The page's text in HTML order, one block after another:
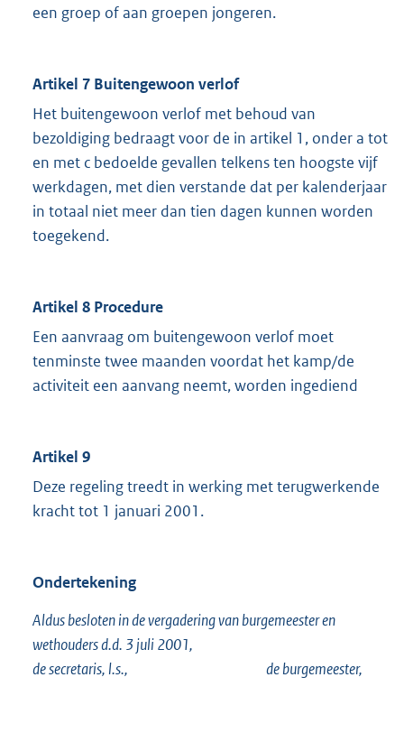
een groep of aan groepen jongeren.
Artikel 7 Buitengewoon verlof
Het buitengewoon verlof met behoud van
bezoldiging bedraagt voor de in artikel 1, onder a tot
en met c bedoelde gevallen telkens ten hoogste vijf
werkdagen, met dien verstande dat per kalenderjaar
in totaal niet meer dan tien dagen kunnen worden
toegekend.
Artikel 8 Procedure
Een aanvraag om buitengewoon verlof moet
tenminste twee maanden voordat het kamp/de
activiteit een aanvang neemt, worden ingediend
Artikel 9
Deze regeling treedt in werking met terugwerkende
kracht tot 1 januari 2001.
Ondertekening
Aldus besloten in de vergadering van burgemeester en
wethouders d.d. 3 juli 2001,
de secretaris, l.s., de burgemeester,